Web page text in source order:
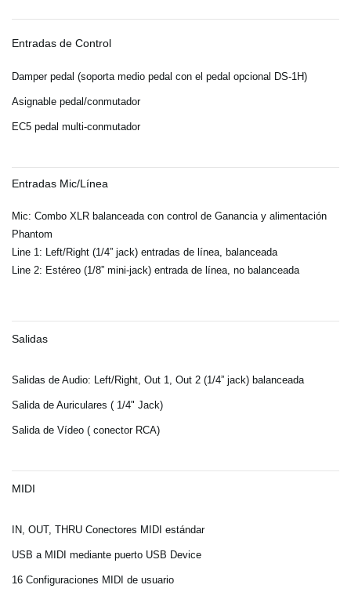
Entradas de Control
Damper pedal (soporta medio pedal con el pedal opcional DS-1H)
Asignable pedal/conmutador
EC5 pedal multi-conmutador
Entradas Mic/Línea
Mic: Combo XLR balanceada con control de Ganancia y alimentación
Phantom
Line 1: Left/Right (1/4” jack) entradas de línea, balanceada
Line 2: Estéreo (1/8” mini-jack) entrada de línea, no balanceada
Salidas
Salidas de Audio: Left/Right, Out 1, Out 2 (1/4” jack) balanceada
Salida de Auriculares ( 1/4" Jack)
Salida de Vídeo ( conector RCA)
MIDI
IN, OUT, THRU Conectores MIDI estándar
USB a MIDI mediante puerto USB Device
16 Configuraciones MIDI de usuario